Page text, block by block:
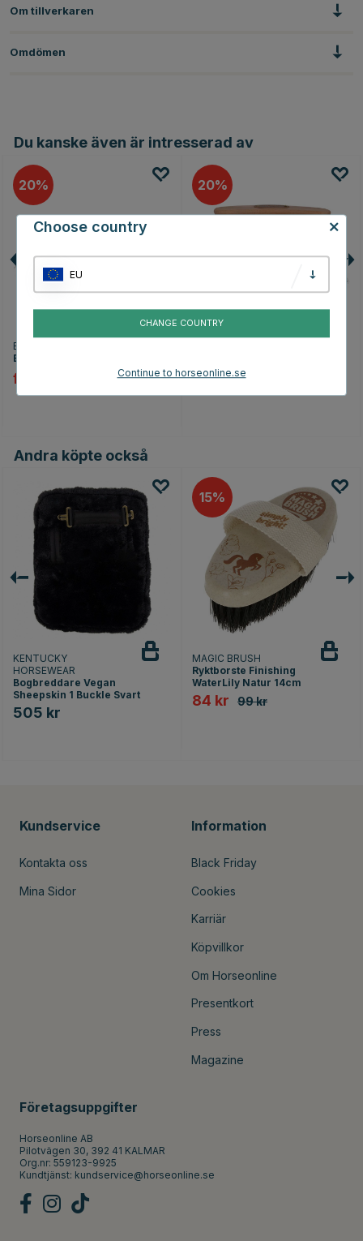
Om tillverkaren
Omdömen
Du kanske även är intresserad av
20
BORSTIQ FARM
Bananborste Bassine Brun
fr. 199 kr 249 kr
20
Brun
Andra köpte också
KENTUCKY
HORSEWEAR
Bogbreddare Vegan
Sheepskin 1 Buckle Svart
505 kr
15
MAGIC BRUSH
Ryktborste Finishing
WaterLily Natur 14cm
84 kr 99 kr
Kundservice
Kontakta oss
Mina Sidor
Information
Black Friday
Cookies
Karriär
Köpvillkor
Om Horseonline
Presentkort
Press
Magazine
Företagsuppgifter
Horseonline AB
Pilotvägen 30, 392 41 KALMAR
Org.nr: 559123-9925
Kundtjänst: kundservice@horseonline.se
Choose country
EU
CHANGE COUNTRY
Continue to horseonline.se